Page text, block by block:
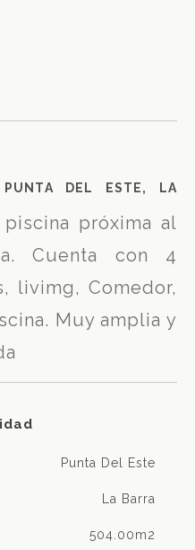
PUNTA DEL ESTE, LA
próxima al
Cuenta con 4
livimg, Comedor,
Muy amplia y
Punta Del Este
La Barra
504.00m2